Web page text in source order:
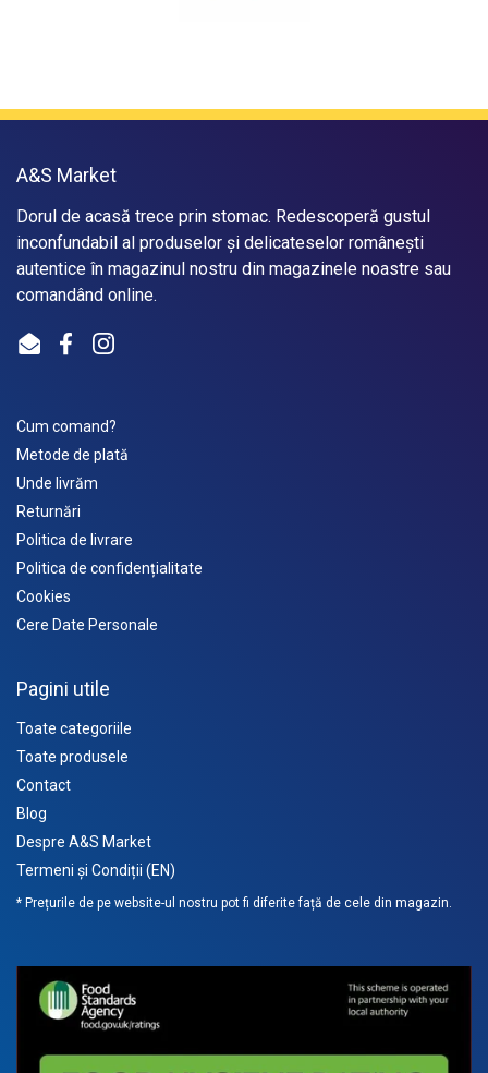
A&S Market
Dorul de acasă trece prin stomac. Redescoperă gustul
inconfundabil al produselor și delicateselor românești
autentice în magazinul nostru din magazinele noastre sau
comandând online.
EmailFacebookInstagram
Cum comand?
Metode de plată
Unde livrăm
Returnări
Politica de livrare
Politica de confidențialitate
Cookies
Cere Date Personale
Pagini utile
Toate categoriile
Toate produsele
Contact
Blog
Despre A&S Market
Termeni și Condiții (EN)
* Prețurile de pe website-ul nostru pot fi diferite față de cele din magazin.